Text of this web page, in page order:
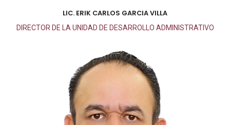
LIC. ERIK CARLOS GARCIA VILLA
DIRECTOR DE LA UNIDAD DE DESARROLLO ADMINISTRATIVO